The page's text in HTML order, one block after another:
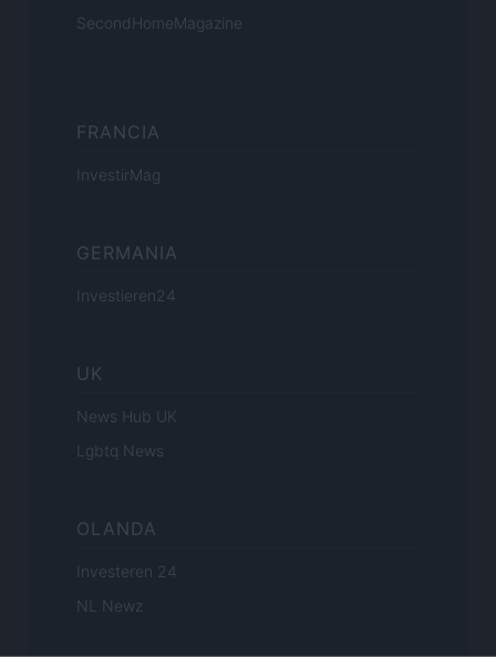
SecondHomeMagazine
FRANCIA
InvestirMag
GERMANIA
Investieren24
UK
News Hub UK
Lgbtq News
OLANDA
Investeren 24
NL Newz